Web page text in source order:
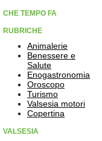
CHE TEMPO FA
RUBRICHE
Animalerie
Benessere e
Salute
Enogastronomia
Oroscopo
Turismo
Valsesia motori
Copertina
VALSESIA